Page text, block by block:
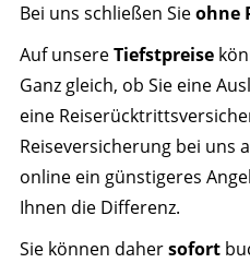
Bei uns schließen Sieohne
Auf unsereTiefstpreise
Ganz gleich, ob Sie eine
eine
Reiseversicherung bei uns
online ein günstigeres
Ihnen die Differenz.
Sie können dahersofort